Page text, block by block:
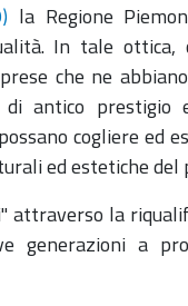
la Regione
In tale ottica,
che ne
di antico
cogliere ed
ed estetiche del
la
generazioni a